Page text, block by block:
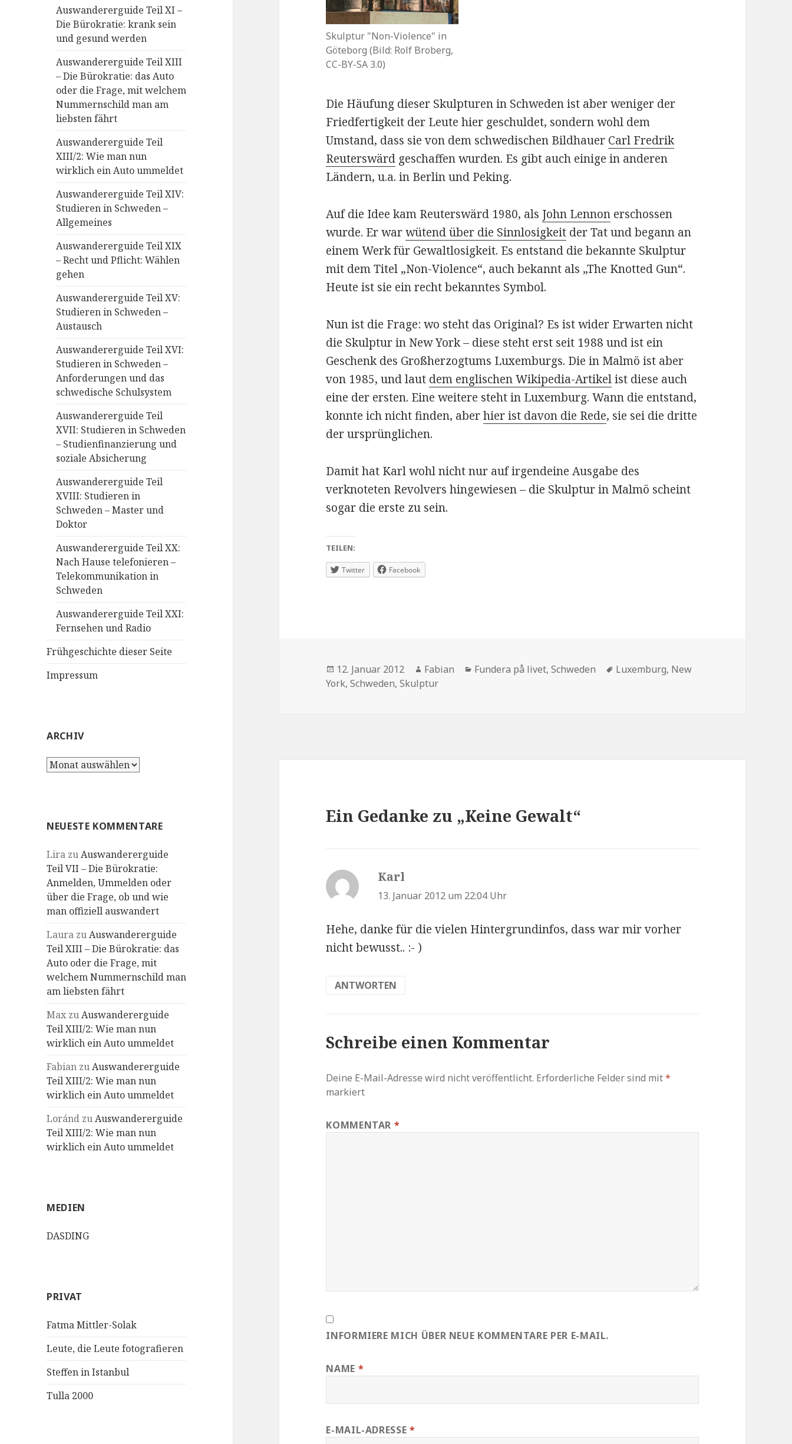
Auswandererguide Teil XI –
Die Bürokratie: krank sein
und gesund werden
Auswandererguide Teil XIII
– Die Bürokratie: das Auto
oder die Frage, mit welchem
Nummernschild man am
liebsten fährt
Auswandererguide Teil
XIII/2: Wie man nun
wirklich ein Auto ummeldet
Auswandererguide Teil XIV:
Studieren in Schweden –
Allgemeines
Auswandererguide Teil XIX
– Recht und Pflicht: Wählen
gehen
Auswandererguide Teil XV:
Studieren in Schweden –
Austausch
Auswandererguide Teil XVI:
Studieren in Schweden –
Anforderungen und das
schwedische Schulsystem
Auswandererguide Teil
XVII: Studieren in Schweden
– Studienfinanzierung und
soziale Absicherung
Auswandererguide Teil
XVIII: Studieren in
Schweden – Master und
Doktor
Auswandererguide Teil XX:
Nach Hause telefonieren –
Telekommunikation in
Schweden
Auswandererguide Teil XXI:
Fernsehen und Radio
Frühgeschichte dieser Seite
Impressum
ARCHIV
Archiv
NEUESTE KOMMENTARE
Lira zuAuswandererguide
Teil VII – Die Bürokratie:
Anmelden, Ummelden oder
über die Frage, ob und wie
man offiziell auswandert
Laura zuAuswandererguide
Teil XIII – Die Bürokratie: das
Auto oder die Frage, mit
welchem Nummernschild man
am liebsten fährt
Max zuAuswandererguide
Teil XIII/2: Wie man nun
wirklich ein Auto ummeldet
Fabian zuAuswandererguide
Teil XIII/2: Wie man nun
wirklich ein Auto ummeldet
Loránd zuAuswandererguide
Teil XIII/2: Wie man nun
wirklich ein Auto ummeldet
MEDIEN
DASDING
PRIVAT
Fatma Mittler-Solak
Leute, die Leute fotografieren
Steffen in Istanbul
Tulla 2000
Skulptur "Non-Violence" in
Göteborg (Bild: Rolf Broberg,
CC-BY-SA 3.0)
Die Häufung dieser Skulpturen in Schweden ist aber weniger der
Friedfertigkeit der Leute hier geschuldet, sondern wohl dem
Umstand, dass sie von dem schwedischen Bildhauer Carl Fredrik
Reuterswärd geschaffen wurden. Es gibt auch einige in anderen
Ländern, u.a. in Berlin und Peking.
Auf die Idee kam Reuterswärd 1980, als John Lennon erschossen
wurde. Er warwütend über die Sinnlosigkeit der Tat und begann an
einem Werk für Gewaltlosigkeit. Es entstand die bekannte Skulptur
mit dem Titel „Non-Violence“, auch bekannt als „The Knotted Gun“.
Heute ist sie ein recht bekanntes Symbol.
Nun ist die Frage: wo steht das Original? Es ist wider Erwarten nicht
die Skulptur in New York – diese steht erst seit 1988 und ist ein
Geschenk des Großherzogtums Luxemburgs. Die in Malmö ist aber
von 1985, und laut dem englischen Wikipedia-Artikelist diese auch
eine der ersten. Eine weitere steht in Luxemburg. Wann die entstand,
konnte ich nicht finden, aberhier ist davon die Rede, sie sei die dritte
der ursprünglichen.
Damit hat Karl wohl nicht nur auf irgendeine Ausgabe des
verknoteten Revolvers hingewiesen – die Skulptur in Malmö scheint
sogar die erste zu sein.
TEILEN:
Twitter Facebook
Veröffentlicht
am
12. Januar 2012 Autor
Fabian Kategorien
Fundera på livet,Schweden Schlagwörter
Luxemburg, New
York,Schweden,Skulptur
Ein Gedanke zu „Keine Gewalt“
Karl
13. Januar 2012 um 22:04 Uhr
Hehe, danke für die vielen Hintergrundinfos, dass war mir vorher
nicht bewusst.. :- )
ANTWORTEN
Schreibe einen Kommentar
Deine E-Mail-Adresse wird nicht veröffentlicht. Erforderliche Felder sind mit*
markiert
KOMMENTAR *
INFORMIERE MICH ÜBER NEUE KOMMENTARE PER E-MAIL.
NAME *
E-MAIL-ADRESSE *